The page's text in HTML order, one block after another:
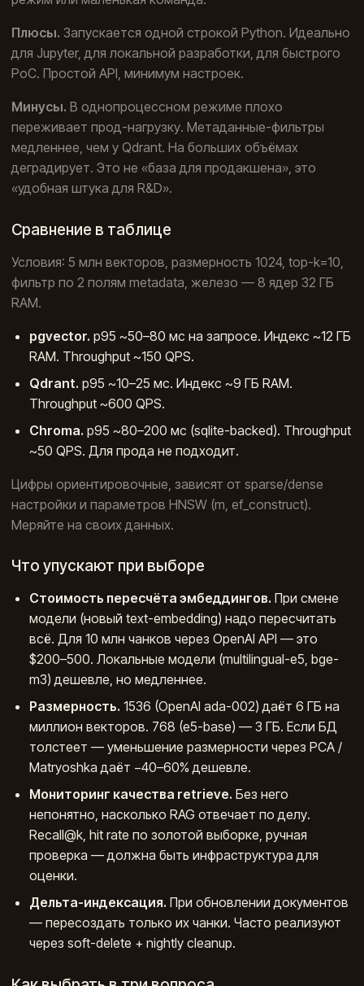
Плюсы. Запускается одной строкой Python. Идеально
для Jupyter, для локальной разработки, для быстрого
PoC. Простой API, минимум настроек.
Минусы. В однопроцессном режиме плохо
переживает прод-нагрузку. Метаданные-фильтры
медленнее, чем у Qdrant. На больших объёмах
деградирует. Это не «база для продакшена», это
«удобная штука для R&D».
Сравнение в таблице
Условия: 5 млн векторов, размерность 1024, top-k=10,
фильтр по 2 полям metadata, железо — 8 ядер 32 ГБ
RAM.
pgvector. p95 ~50–80 мс на запросе. Индекс ~12 ГБ
RAM. Throughput ~150 QPS.
Qdrant. p95 ~10–25 мс. Индекс ~9 ГБ RAM.
Throughput ~600 QPS.
Chroma. p95 ~80–200 мс (sqlite-backed). Throughput
~50 QPS. Для прода не подходит.
Цифры ориентировочные, зависят от sparse/dense
настройки и параметров HNSW (m, ef_construct).
Меряйте на своих данных.
Что упускают при выборе
Стоимость пересчёта эмбеддингов. При смене
модели (новый text-embedding) надо пересчитать
всё. Для 10 млн чанков через OpenAI API — это
$200–500. Локальные модели (multilingual-e5, bge-
m3) дешевле, но медленнее.
Размерность. 1536 (OpenAI ada-002) даёт 6 ГБ на
миллион векторов. 768 (e5-base) — 3 ГБ. Если БД
толстеет — уменьшение размерности через PCA /
Matryoshka даёт −40–60% дешевле.
Мониторинг качества retrieve. Без него
непонятно, насколько RAG отвечает по делу.
Recall@k, hit rate по золотой выборке, ручная
проверка — должна быть инфраструктура для
оценки.
Дельта-индексация. При обновлении документов
— пересоздать только их чанки. Часто реализуют
через soft-delete + nightly cleanup.